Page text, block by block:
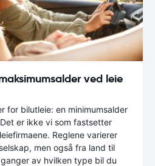
ved leie
for bilutleie: en minimumsalder
er ikke vi som fastsetter
Reglene varierer
men også fra land til
av hvilken type bil du